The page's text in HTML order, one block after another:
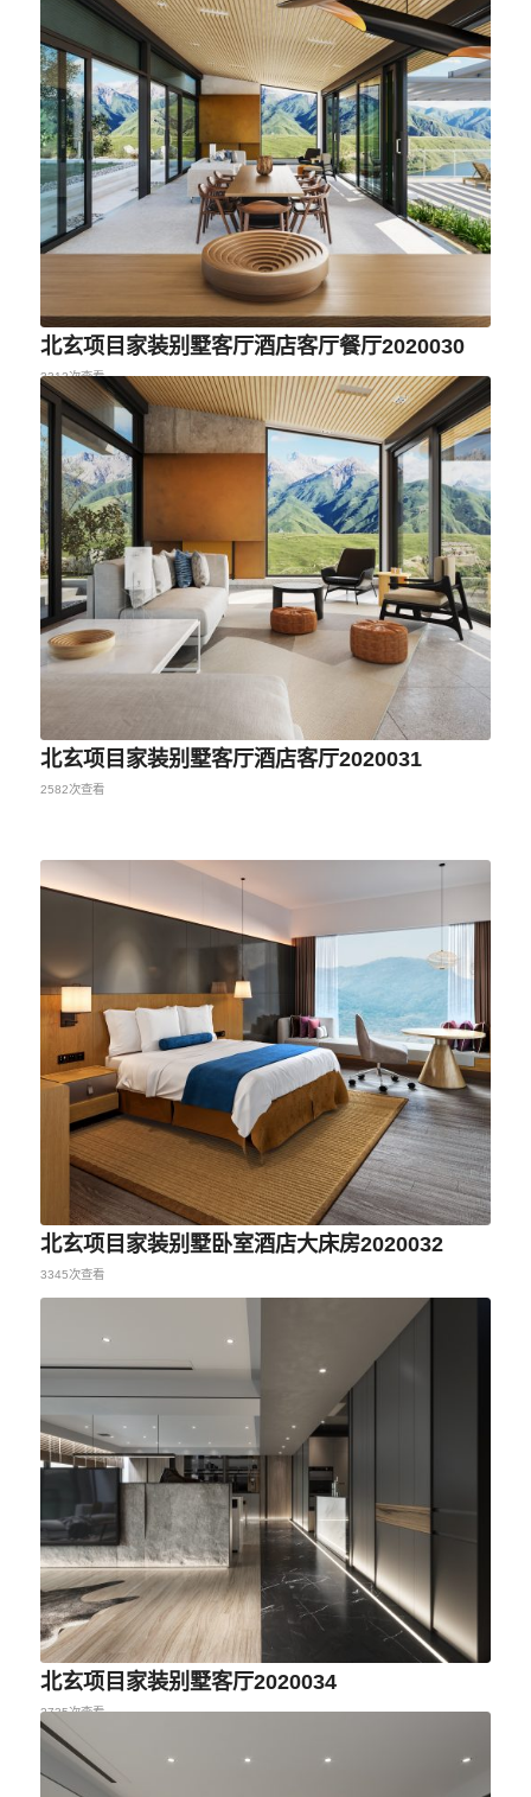
北玄项目家装别墅客厅酒店客厅餐厅2020030
3312次查看
北玄项目家装别墅客厅酒店客厅2020031
2582次查看
北玄项目家装别墅卧室酒店大床房2020032
3345次查看
北玄项目家装别墅客厅2020034
2735次查看